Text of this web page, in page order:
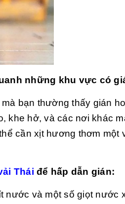
những khu vực có
bạn thường thấy gián
khe hở, và các nơi khác
cần xịt hương thơm một
Thái để hấp dẫn gián:
nước và một số giọt nước